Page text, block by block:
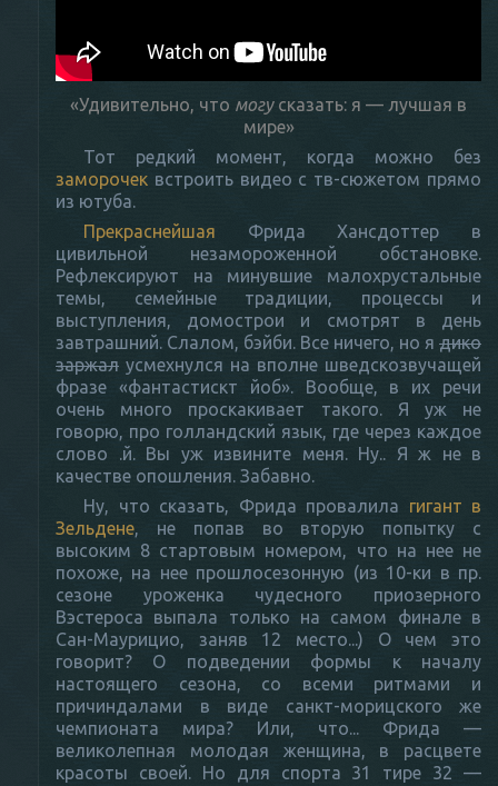
«Удивительно, что могусказать: я — лучшая в
мире»
Тот редкий момент, когда можно без
заморочек встроить видео с тв-сюжетом прямо
из ютуба.
Прекраснейшая Фрида Хансдоттер в
цивильной незамороженной обстановке.
Рефлексируют на минувшие малохрустальные
темы, семейные традиции, процессы и
выступления, домострои и смотрят в день
завтрашний. Слалом, бэйби. Все ничего, но я дико
заржал усмехнулся на вполне шведскозвучащей
фразе «фантастискт йоб». Вообще, в их речи
очень много проскакивает такого. Я уж не
говорю, про голландский язык, где через каждое
слово .й. Вы уж извините меня. Ну.. Я ж не в
качестве опошления. Забавно.
Ну, что сказать, Фрида провалила гигант в
Зельдене, не попав во вторую попытку с
высоким 8 стартовым номером, что на нее не
похоже, на нее прошлосезонную (из 10-ки в пр.
сезоне уроженка чудесного приозерного
Вэстероса выпала только на самом финале в
Сан-Маурицио, заняв 12 место...) О чем это
говорит? О подведении формы к началу
настоящего сезона, со всеми ритмами и
причиндалами в виде санкт-морицского же
чемпионата мира? Или, что... Фрида —
великолепная молодая женщина, в расцвете
красоты своей. Но для спорта 31 тире 32 —